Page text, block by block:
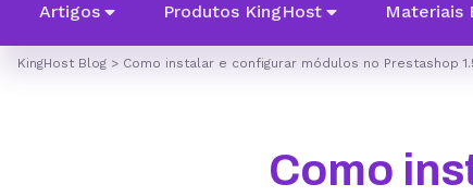
Artigos Produtos KingHost Materiais
KingHost Blog > Como instalar e configurar módulos no Prestashop
Como